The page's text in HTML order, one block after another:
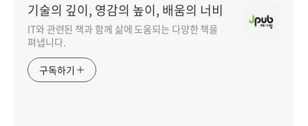
기술의 깊이, 영감의 높이, 배움의 너비
IT와 관련된 책과 함께 삶에 도움되는 다양한 책을
펴냅니다.
구독하기